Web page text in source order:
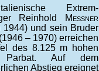
Extrem-
Reinhold
Messner
1944) und sein Bruder
– 1970) erreichen
des 8.125 m hohen
Parbat. Auf dem
Abstieg ereignet